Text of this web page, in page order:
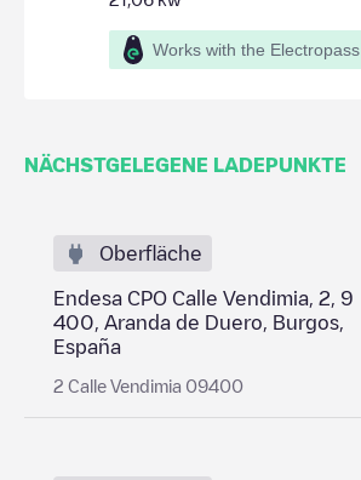
Works with the Electropass
NÄCHSTGELEGENE LADEPUNKTE
Oberfläche
Endesa CPO Calle Vendimia, 2, 9
400, Aranda de Duero, Burgos,
España
2 Calle Vendimia 09400